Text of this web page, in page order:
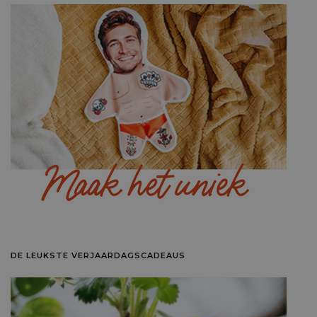
DE LEUKSTE VERJAARDAGSCADEAUS